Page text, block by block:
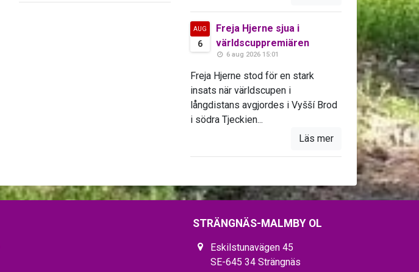
AUG
6
Freja Hjerne sjua i
världscuppremiären
6 aug 2026 15:01
Freja Hjerne stod för en stark
insats när världscupen i
långdistans avgjordes i Vyšší Brod
i södra Tjeckien...
Läs mer
STRÄNGNÄS-MALMBY OL
Eskilstunavägen 45
SE-645 34 Strängnäs